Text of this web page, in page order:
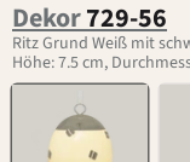
Dekor729-56
Ritz Grund Weiß mit
Höhe: 7.5 cm,